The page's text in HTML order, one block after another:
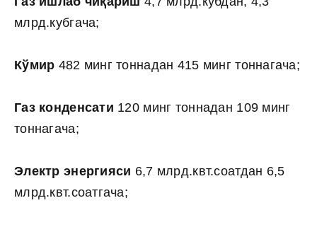
млрд.кубгача;
Кўмир 482 минг тоннадан 415 минг тоннагача;
Газ конденсати 120 минг тоннадан 109 минг
тоннагача;
Электр энергияси 6,7 млрд.квт.соатдан 6,5
млрд.квт.соатгача;